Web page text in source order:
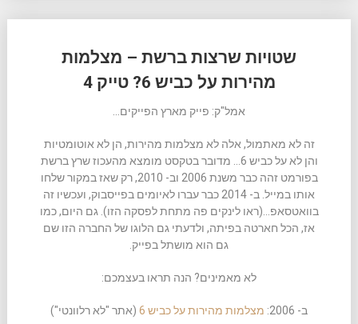
שטויות שרצות ברשת – מצלמות
מהירות על כביש 6? טייק 4
אמל"ק: פייק מארץ הפייקים…
זה לא מאתמול, אלה לא מצלמות מהירות, הן לא אוטומטיות
והן לא על כביש 6… מדובר בטקסט מומצא מהעכוז שרץ ברשת
בפורמט זהה כבר משנת 2006 וב- 2010, רק שאז במקור שלחו
אותו במייל. ב- 2014 כבר עברו לאיומים בפייסבוק, ועכשיו זה
בוואטסאפ…(ראו לינקים פה מתחת לפסקה הזו). גם היום, כמו
אז, הכל חארטה בפיתה, ולדעתי גם הלוגו של החברה הזו שם
גם הוא מושתל בפייק.
לא מאמינים? הנה תראו בעצמכם:
ב- 2006: מצלמות מהירות על כביש 6 (אתר "לא רלוונטי")